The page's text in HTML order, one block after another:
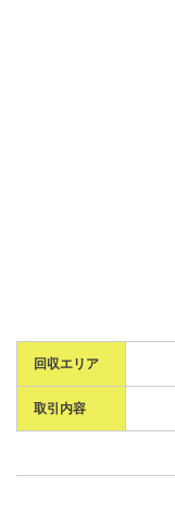
回収エリア
取引内容